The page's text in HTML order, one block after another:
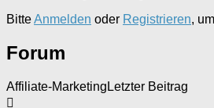
BitteAnmelden oder Registrieren,
Forum
Affiliate-Marketing Letzter Beitrag